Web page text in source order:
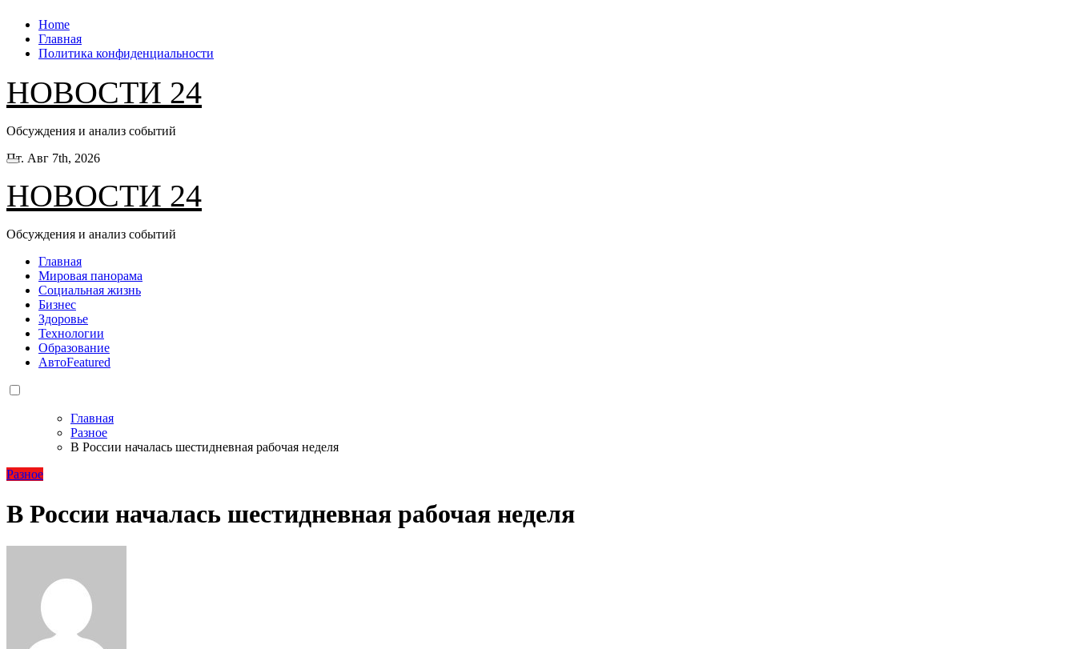
Перейти
содержанию
Home
Главная
Политика конфиденциальности
НОВОСТИ 24
Обсуждения и анализ событий
Пт. Авг 7th, 2026
НОВОСТИ 24
Обсуждения и анализ событий
Главная
Мировая панорама
Социальная жизнь
Бизнес
Здоровье
Технологии
Образование
АвтоFeatured
Главная
Разное
В России началась шестидневная рабочая неделя
Разное
В России началась шестидневная рабочая неделя